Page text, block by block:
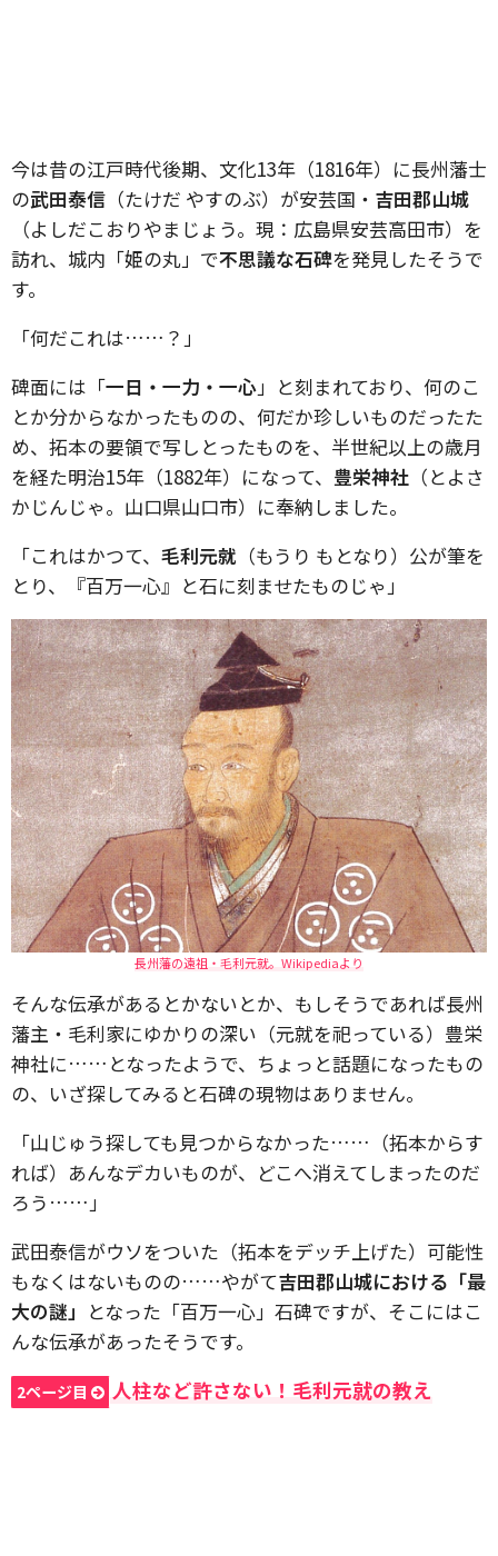
今は昔の江戸時代後期、文化13年（1816年）に長州藩士
の武田泰信 （たけだ やすのぶ）が安芸国・ 吉田郡山城
（よしだこおりやまじょう。現：広島県安芸高田市）を
訪れ、城内「姫の丸」で不思議な石碑を発見したそうで
す。
「何だこれは……？」
碑面には「一日・一力・一心」と刻まれており、何のこ
とか分からなかったものの、何だか珍しいものだったた
め、拓本の要領で写しとったものを、半世紀以上の歳月
を経た明治15年（1882年）になって、 豊栄神社 （とよさ
かじんじゃ。山口県山口市）に奉納しました。
「これはかつて、 毛利元就 （もうり もとなり）公が筆を
とり、『百万一心』と石に刻ませたものじゃ」
長州藩の遠祖・毛利元就。Wikipediaより
そんな伝承があるとかないとか、もしそうであれば長州
藩主・毛利家にゆかりの深い（元就を祀っている）豊栄
神社に……となったようで、ちょっと話題になったもの
の、いざ探してみると石碑の現物はありません。
「山じゅう探しても見つからなかった……（拓本からす
れば）あんなデカいものが、どこへ消えてしまったのだ
ろう……」
武田泰信がウソをついた（拓本をデッチ上げた）可能性
もなくはないものの……やがて吉田郡山城における「最
大の謎」 となった「百万一心」石碑ですが、そこにはこ
んな伝承があったそうです。
2ページ目 人柱など許さない！毛利元就の教え